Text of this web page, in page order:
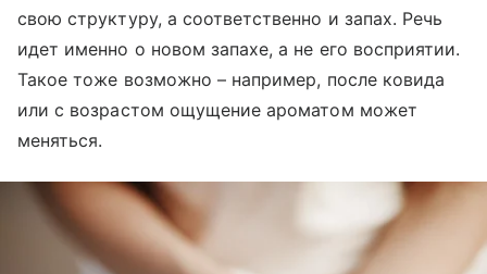
свою структуру, а соответственно и запах. Речь
идет именно о новом запахе, а не его восприятии.
Такое тоже возможно – например, после ковида
или с возрастом ощущение ароматом может
меняться.